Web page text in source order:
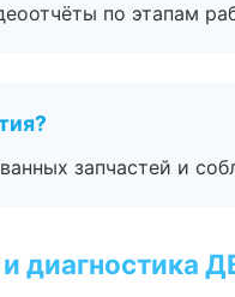
по этапам
запчастей и
диагностика